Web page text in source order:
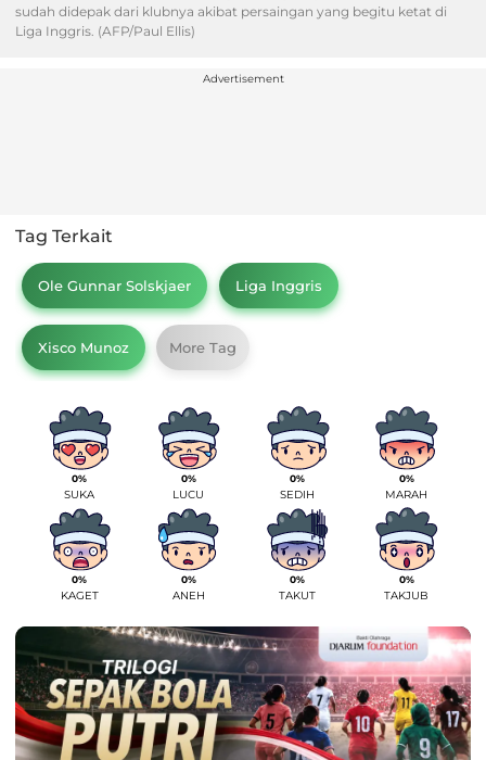
sudah didepak dari klubnya akibat persaingan yang begitu ketat di
Liga Inggris. (AFP/Paul Ellis)
Tag Terkait
Ole Gunnar Solskjaer Liga Inggris
Xisco Munoz More Tag
0%
SUKA
0%
LUCU
0%
SEDIH
0%
MARAH
0%
KAGET
0%
ANEH
0%
TAKUT
0%
TAKJUB